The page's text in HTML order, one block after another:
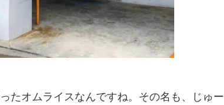
たオムライスなんですね。その名も、じゅー